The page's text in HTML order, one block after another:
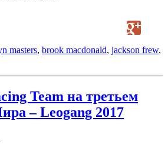
masters, brook macdonald, jackson frew,
Team на третьем
– Leogang 2017